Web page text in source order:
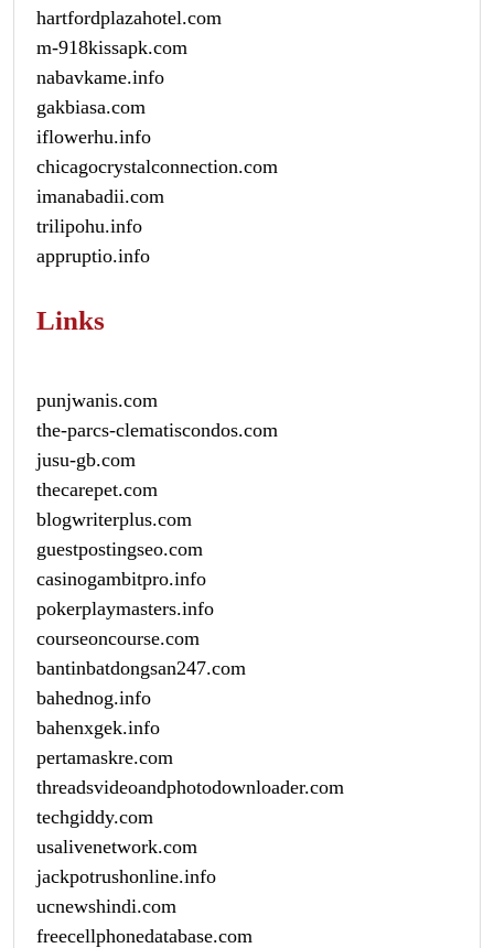
hartfordplazahotel.com
m-918kissapk.com
nabavkame.info
gakbiasa.com
iflowerhu.info
chicagocrystalconnection.com
imanabadii.com
trilipohu.info
appruptio.info
Links
punjwanis.com
the-parcs-clematiscondos.com
jusu-gb.com
thecarepet.com
blogwriterplus.com
guestpostingseo.com
casinogambitpro.info
pokerplaymasters.info
courseoncourse.com
bantinbatdongsan247.com
bahednog.info
bahenxgek.info
pertamaskre.com
threadsvideoandphotodownloader.com
techgiddy.com
usalivenetwork.com
jackpotrushonline.info
ucnewshindi.com
freecellphonedatabase.com